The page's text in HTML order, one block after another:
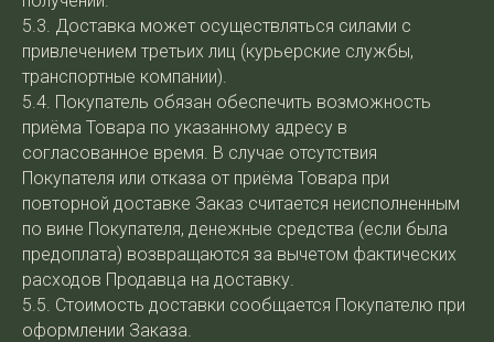
5.3. Доставка может осуществляться силами с
привлечением третьих лиц (курьерские службы,
транспортные компании).
5.4. Покупатель обязан обеспечить возможность
приёма Товара по указанному адресу в
согласованное время. В случае отсутствия
Покупателя или отказа от приёма Товара при
повторной доставке Заказ считается неисполненным
по вине Покупателя, денежные средства (если была
предоплата) возвращаются за вычетом фактических
расходов Продавца на доставку.
5.5. Стоимость доставки сообщается Покупателю при
оформлении Заказа.